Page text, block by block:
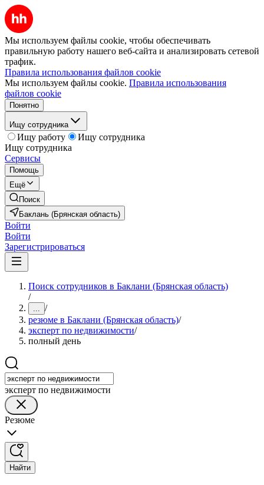
Мы используем файлы cookie, чтобы обеспечивать
правильную работу нашего веб-сайта и анализировать сетевой
трафик.
Правила использования файлов cookie
Мы используем файлы cookie. Правила использования
файлов cookie
Понятно
Ищу сотрудника
Ищу работу
Ищу сотрудника
Ищу сотрудника
Сервисы
Помощь
Ещё
Поиск
Баклань (Брянская область)
Войти
Войти
Зарегистрироваться
Поиск сотрудников в Баклани (Брянская область)
/
... /
резюме в Баклани (Брянская область)/
эксперт по недвижимости/
полный день
эксперт по недвижимости
Резюме
Найти